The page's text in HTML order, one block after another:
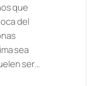
que
del
sea
ser…